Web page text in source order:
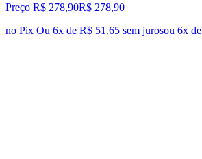
Preço R$ 278,90R$ 278,90
no Pix Ou 6x de R$ 51,65 sem jurosou 6x de